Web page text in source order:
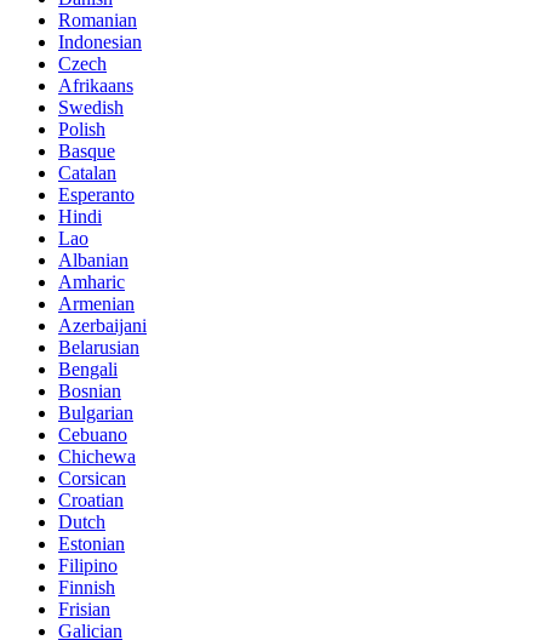
Romanian
Indonesian
Czech
Afrikaans
Swedish
Polish
Basque
Catalan
Esperanto
Hindi
Lao
Albanian
Amharic
Armenian
Azerbaijani
Belarusian
Bengali
Bosnian
Bulgarian
Cebuano
Chichewa
Corsican
Croatian
Dutch
Estonian
Filipino
Finnish
Frisian
Galician